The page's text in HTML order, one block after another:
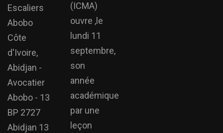
Escaliers
Abobo
Côte
d'Ivoire,
Abidjan -
Avocatier
Abobo - 13
BP 2727
Abidjan 13
(ICMA)
ouvre ,le
lundi 11
septembre,
son
année
académique
par une
leçon